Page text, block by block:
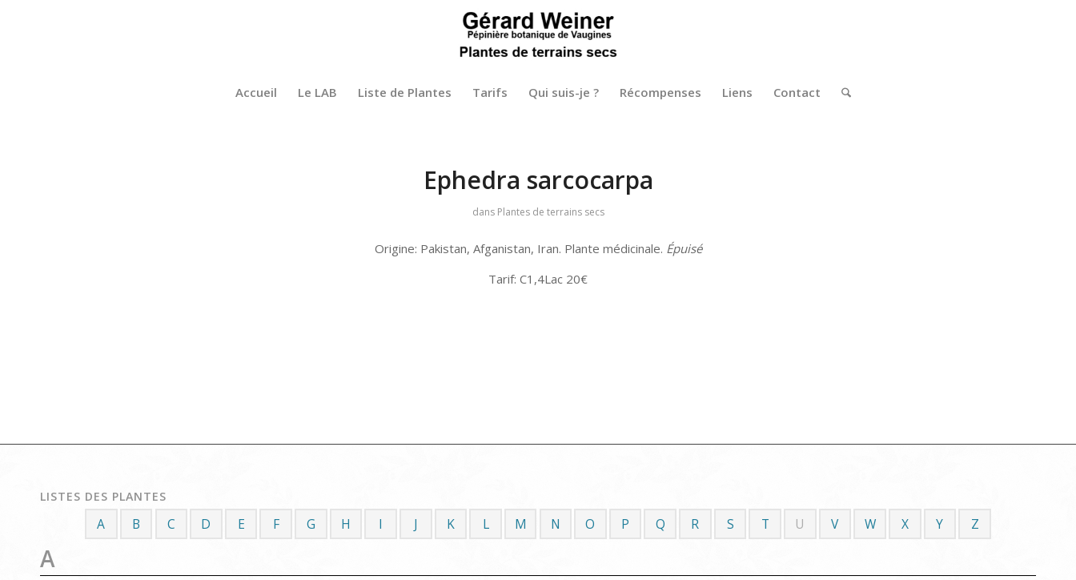
Accueil Le LAB Liste de Plantes Tarifs Qui suis-je ? Récompenses Liens Contact
Ephedra sarcocarpa
dans Plantes de terrains secs
Origine: Pakistan, Afganistan, Iran. Plante médicinale. Épuisé
Tarif: C1,4Lac 20€
LISTES DES PLANTES
A B C D E F G H I J K L M N O P Q R S T U V W X Y Z
A